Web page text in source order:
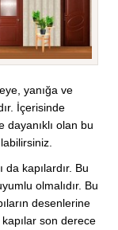
yanığa ve
İçerisinde
olan bu
kapılardır. Bu
olmalıdır. Bu
desenlerine
son derece